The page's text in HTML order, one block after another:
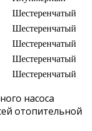
Шестеренчатый
Шестеренчатый
Шестеренчатый
Шестеренчатый
Шестеренчатый
насоса
отопительной